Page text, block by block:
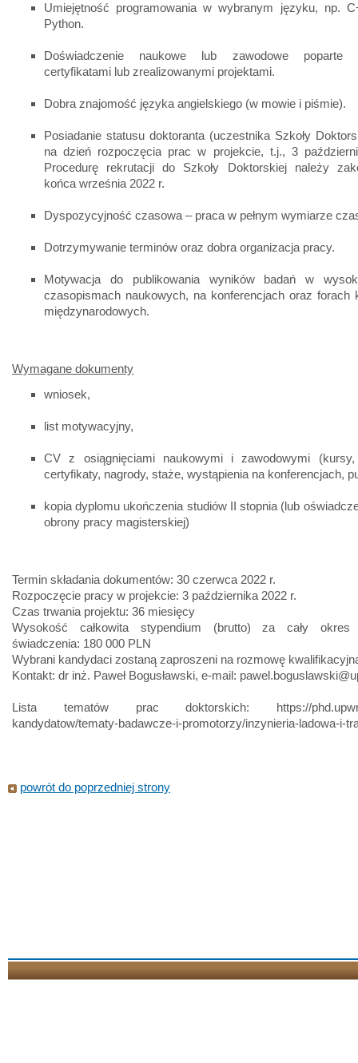
Umiejętność programowania w wybranym języku, np.
Python.
Doświadczenie naukowe lub zawodowe poparte
certyfikatami lub zrealizowanymi projektami.
Dobra znajomość języka angielskiego (w mowie i piśmie).
Posiadanie statusu doktoranta (uczestnika Szkoły
na dzień rozpoczęcia prac w projekcie, t.j., 3
Procedurę rekrutacji do Szkoły Doktorskiej należy
końca września 2022 r.
Dyspozycyjność czasowa – praca w pełnym wymiarze
Dotrzymywanie terminów oraz dobra organizacja pracy.
Motywacja do publikowania wyników badań w
czasopismach naukowych, na konferencjach oraz forach
międzynarodowych.
Wymagane dokumenty
wniosek,
list motywacyjny,
CV z osiągnięciami naukowymi i zawodowymi (kursy,
certyfikaty, nagrody, staże, wystąpienia na konferencjach,
kopia dyplomu ukończenia studiów II stopnia (lub
obrony pracy magisterskiej)
Termin składania dokumentów: 30 czerwca 2022 r.
Rozpoczęcie pracy w projekcie: 3 października 2022 r.
Czas trwania projektu: 36 miesięcy
Wysokość całkowita stypendium (brutto) za cały okres
świadczenia: 180 000 PLN
Wybrani kandydaci zostaną zaproszeni na rozmowę
Kontakt: dr inż. Paweł Bogusławski, e-mail:
Lista tematów prac doktorskich: https://
kandydatow/tematy-badawcze-i-promotorzy/inzynieria-ladowa-i-
powrót do poprzedniej strony